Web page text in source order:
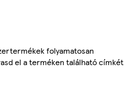
folyamatosan
el a terméken található címkét